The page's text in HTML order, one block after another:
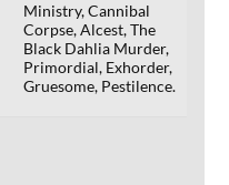
Ministry, Cannibal
Corpse, Alcest, The
Black Dahlia Murder,
Primordial, Exhorder,
Gruesome, Pestilence.